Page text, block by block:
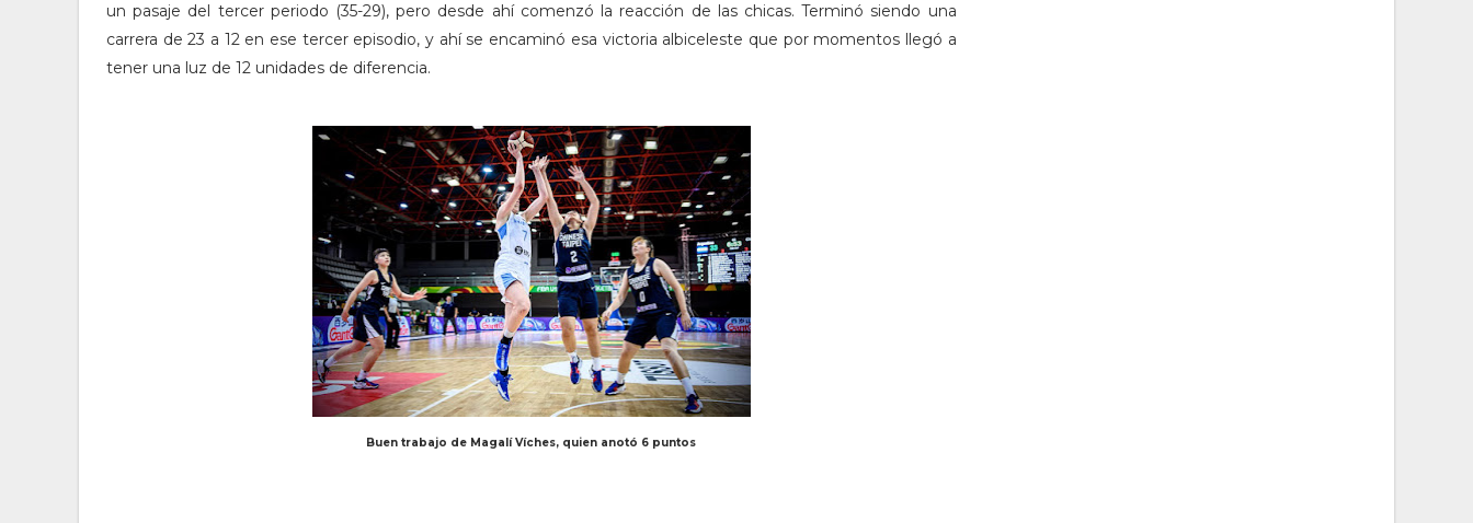
un pasaje del tercer periodo (35-29), pero desde ahí comenzó la reacción de las chicas. Terminó siendo una
carrera de 23 a 12 en ese tercer episodio, y ahí se encaminó esa victoria albiceleste que por momentos llegó a
tener una luz de 12 unidades de diferencia.
Buen trabajo de Magalí Víches, quien anotó 6 puntos